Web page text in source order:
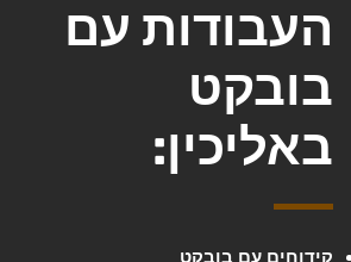
העבודות עם
בובקט
באליכין:
קידוחים עם בובקט